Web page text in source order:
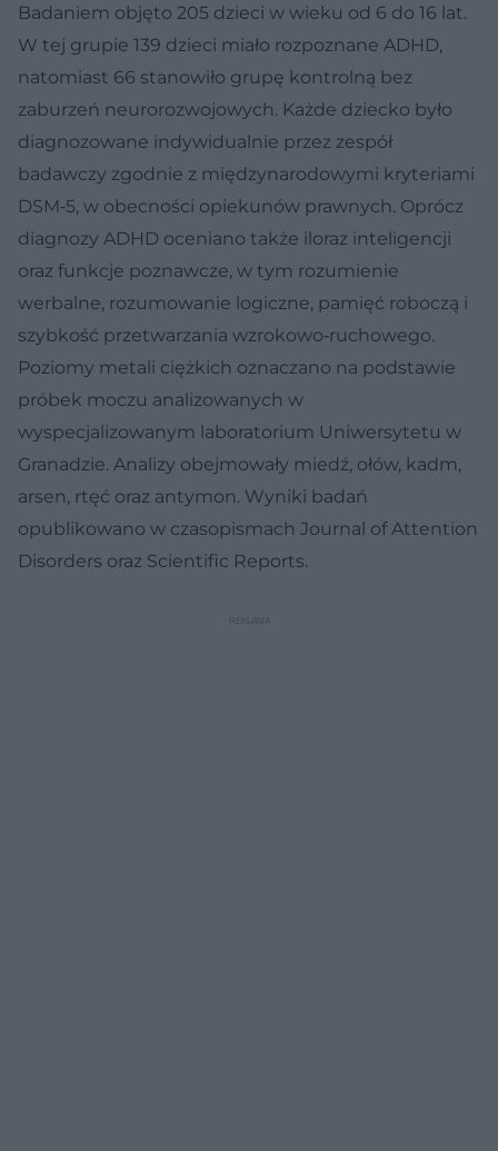
Badaniem objęto 205 dzieci w wieku od 6 do 16 lat.
W tej grupie 139 dzieci miało rozpoznane ADHD,
natomiast 66 stanowiło grupę kontrolną bez
zaburzeń neurorozwojowych. Każde dziecko było
diagnozowane indywidualnie przez zespół
badawczy zgodnie z międzynarodowymi kryteriami
DSM‑5, w obecności opiekunów prawnych. Oprócz
diagnozy ADHD oceniano także iloraz inteligencji
oraz funkcje poznawcze, w tym rozumienie
werbalne, rozumowanie logiczne, pamięć roboczą i
szybkość przetwarzania wzrokowo‑ruchowego.
Poziomy metali ciężkich oznaczano na podstawie
próbek moczu analizowanych w
wyspecjalizowanym laboratorium Uniwersytetu w
Granadzie. Analizy obejmowały miedź, ołów, kadm,
arsen, rtęć oraz antymon. Wyniki badań
opublikowano w czasopismach Journal of Attention
Disorders oraz Scientific Reports.